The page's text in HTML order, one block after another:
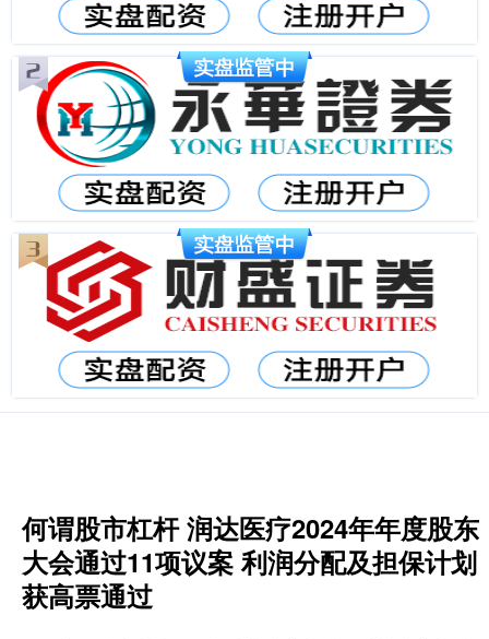
何谓股市杠杆 润达医疗2024年年度股东
大会通过11项议案 利润分配及担保计划
获高票通过